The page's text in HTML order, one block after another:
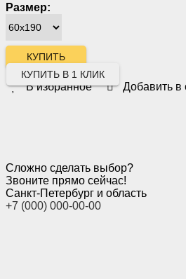
Размер:
КУПИТЬ В 1 КЛИК
В избранное Добавить в
Сложно сделать выбор?
Звоните прямо сейчас!
Санкт-Петербург и область
+7 (000) 000-00-00